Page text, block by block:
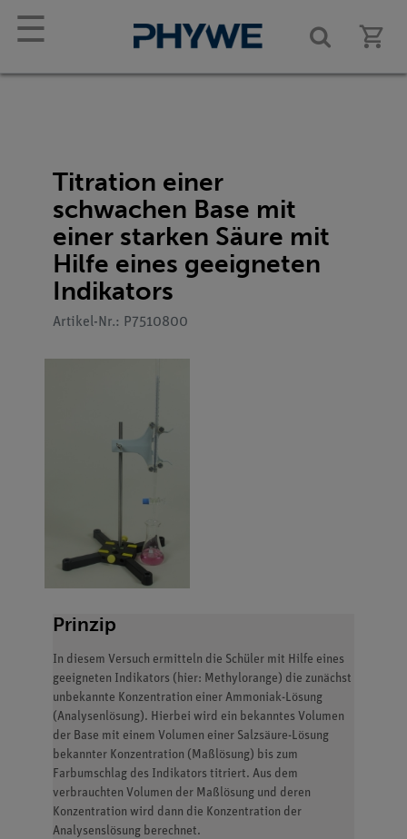
☰
Titration einer
schwachen Base mit
einer starken Säure mit
Hilfe eines geeigneten
Indikators
Artikel-Nr.: P7510800
Prinzip
In diesem Versuch ermitteln die Schüler mit Hilfe eines
geeigneten Indikators (hier: Methylorange) die zunächst
unbekannte Konzentration einer Ammoniak-Lösung
(Analysenlösung). Hierbei wird ein bekanntes Volumen
der Base mit einem Volumen einer Salzsäure-Lösung
bekannter Konzentration (Maßlösung) bis zum
Farbumschlag des Indikators titriert. Aus dem
verbrauchten Volumen der Maßlösung und deren
Konzentration wird dann die Konzentration der
Analysenslösung berechnet.